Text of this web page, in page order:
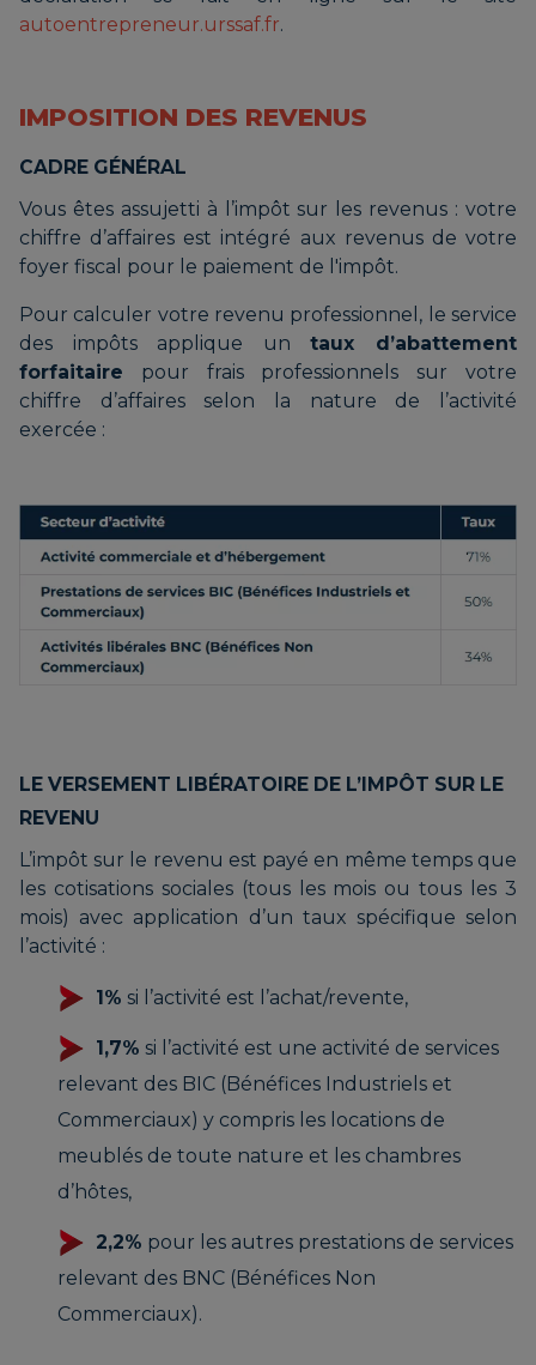
autoentrepreneur.urssaf.fr.
IMPOSITION DES REVENUS
CADRE GÉNÉRAL
Vous êtes assujetti à l’impôt sur les revenus : votre
chiffre d’affaires est intégré aux revenus de votre
foyer fiscal pour le paiement de l'impôt.
Pour calculer votre revenu professionnel, le service
des impôts applique untaux d’abattement
forfaitaire pour frais professionnels sur votre
chiffre d’affaires selon la nature de l’activité
exercée :
LE VERSEMENT LIBÉRATOIRE DE L’IMPÔT SUR LE
REVENU
L’impôt sur le revenu est payé en même temps que
les cotisations sociales (tous les mois ou tous les 3
mois) avec application d’un taux spécifique selon
l’activité :
1% si l’activité est l’achat/revente,
1,7% si l’activité est une activité de services
relevant des BIC (Bénéfices Industriels et
Commerciaux) y compris les locations de
meublés de toute nature et les chambres
d’hôtes,
2,2% pour les autres prestations de services
relevant des BNC (Bénéfices Non
Commerciaux).